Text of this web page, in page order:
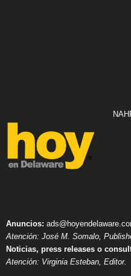
Anuncios:
Atención: José M. Somalo,
Noticias, press releases o
Atención: Virginia Esteban, Editor.